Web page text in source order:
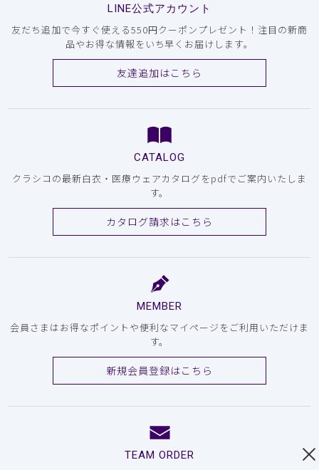
LINE公式アカウント
友だち追加で今すぐ使える550円クーポンプレゼント！注目の新商
品やお得な情報をいち早くお届けします。
友達追加はこちら
CATALOG
クラシコの最新白衣・医療ウェアカタログをpdfでご案内いたしま
す。
カタログ請求はこちら
MEMBER
会員さまはお得なポイントや便利なマイページをご利用いただけま
す。
新規会員登録はこちら
TEAM ORDER